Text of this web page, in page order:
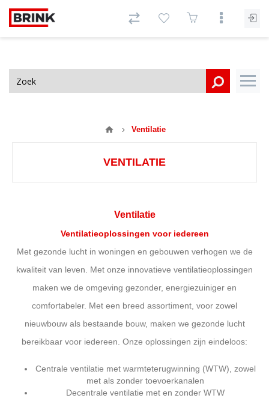
Ventilatie
VENTILATIE
Ventilatie
Ventilatieoplossingen voor iedereen
Met gezonde lucht in woningen en gebouwen verhogen we de
kwaliteit van leven. Met onze innovatieve ventilatieoplossingen
maken we de omgeving gezonder, energiezuiniger en
comfortabeler. Met een breed assortiment, voor zowel
nieuwbouw als bestaande bouw, maken we gezonde lucht
bereikbaar voor iedereen. Onze oplossingen zijn eindeloos:
Centrale ventilatie met warmteterugwinning (WTW), zowel
met als zonder toevoerkanalen
Decentrale ventilatie met en zonder WTW